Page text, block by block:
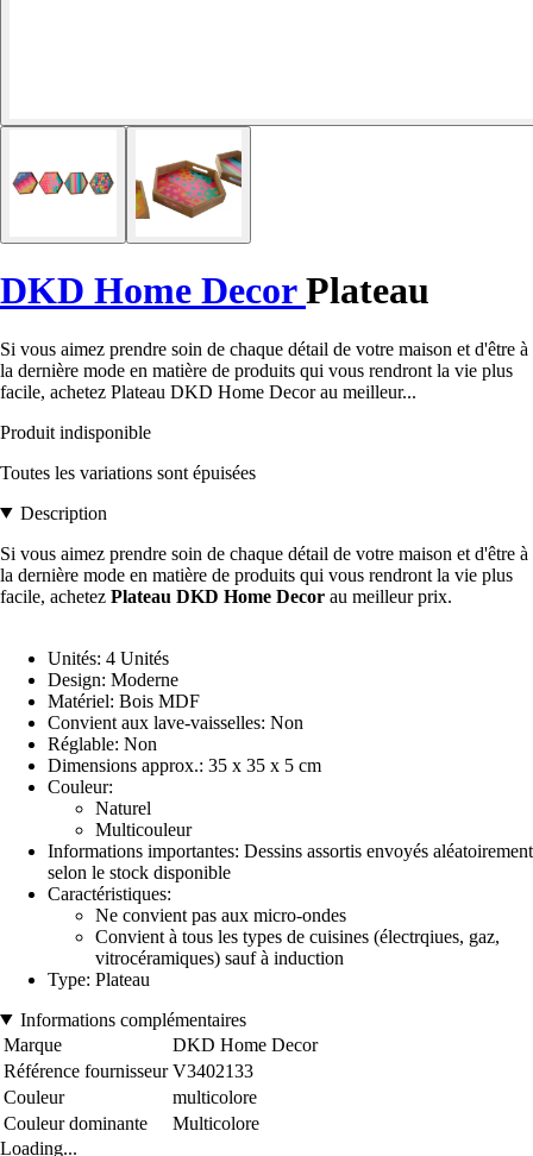
DKD Home DecorPlateau
Si vous aimez prendre soin de chaque détail de votre maison et d'être à
la dernière mode en matière de produits qui vous rendront la vie plus
facile, achetez Plateau DKD Home Decor au meilleur...
Produit indisponible
Toutes les variations sont épuisées
Description
Si vous aimez prendre soin de chaque détail de votre maison et d'être à
la dernière mode en matière de produits qui vous rendront la vie plus
facile, achetez Plateau DKD Home Decor au meilleur prix.
Unités: 4 Unités
Design: Moderne
Matériel: Bois MDF
Convient aux lave-vaisselles: Non
Réglable: Non
Dimensions approx.: 35 x 35 x 5 cm
Couleur:
Naturel
Multicouleur
Informations importantes: Dessins assortis envoyés aléatoirement
selon le stock disponible
Caractéristiques:
Ne convient pas aux micro-ondes
Convient à tous les types de cuisines (électrqiues, gaz,
vitrocéramiques) sauf à induction
Type: Plateau
Informations complémentaires
Marque
DKD Home Decor
Référence fournisseur V3402133
Couleur
multicolore
Couleur dominante
Multicolore
Loading...